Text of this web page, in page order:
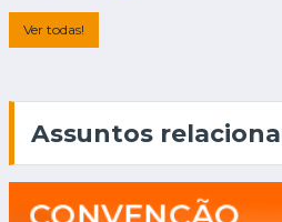
Ver todas!
Assuntos